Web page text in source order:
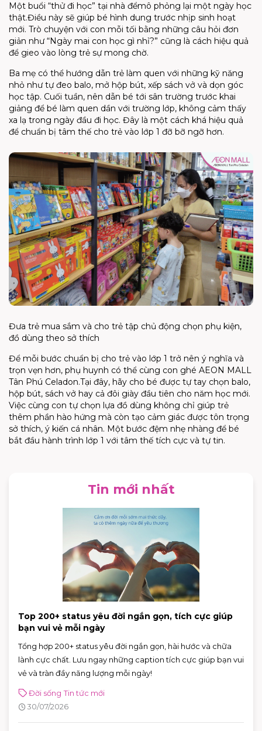
Một buổi “thử đi học” tại nhà đểmô phỏng lại một ngày học
thật.Điều này sẽ giúp bé hình dung trước nhịp sinh hoạt
mới. Trò chuyện với con mỗi tối bằng những câu hỏi đơn
giản như “Ngày mai con học gì nhỉ?” cũng là cách hiệu quả
để gieo vào lòng trẻ sự mong chờ.
Ba mẹ có thể hướng dẫn trẻ làm quen với những kỹ năng
nhỏ như tự đeo balo, mở hộp bút, xếp sách vở và dọn góc
học tập. Cuối tuần, nên dẫn bé tới sân trường trước khai
giảng để bé làm quen dần với trường lớp, không cảm thấy
xa lạ trong ngày đầu đi học. Đây là một cách khá hiệu quả
để chuẩn bị tâm thế cho trẻ vào lớp 1 đỡ bỡ ngỡ hơn.
Đưa trẻ mua sắm và cho trẻ tập chủ động chọn phụ kiện,
đồ dùng theo sở thích
Để mỗi bước chuẩn bị cho trẻ vào lớp 1 trở nên ý nghĩa và
trọn vẹn hơn, phụ huynh có thể cùng con ghé AEON MALL
Tân Phú Celadon.Tại đây, hãy cho bé được tự tay chọn balo,
hộp bút, sách vở hay cả đôi giày đầu tiên cho năm học mới.
Việc cùng con tự chọn lựa đồ dùng không chỉ giúp trẻ
thêm phần hào hứng mà còn tạo cảm giác được tôn trọng
sở thích, ý kiến cá nhân. Một bước đệm nhẹ nhàng để bé
bắt đầu hành trình lớp 1 với tâm thế tích cực và tự tin.
Tin mới nhất
Top 200+ status yêu đời ngắn gọn, tích cực giúp
bạn vui vẻ mỗi ngày
Tổng hợp 200+ status yêu đời ngắn gọn, hài hước và chữa
lành cực chất. Lưu ngay những caption tích cực giúp bạn vui
vẻ và tràn đầy năng lượng mỗi ngày!
Đời sống Tin tức mới
30/07/2026